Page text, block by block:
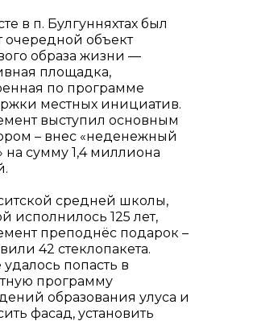
в п. Булгунняхтах был
очередной объект
образа жизни —
площадка,
по программе
местных инициатив.
выступил основным
– внес «неденежный
на сумму 1,4 миллиона
средней школы,
исполнилось 125 лет,
преподнёс подарок –
42 стеклопакета.
попасть в
программу
образования улуса и
фасад, установить